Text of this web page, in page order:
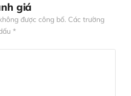
giá
được công bố. Các trường
*